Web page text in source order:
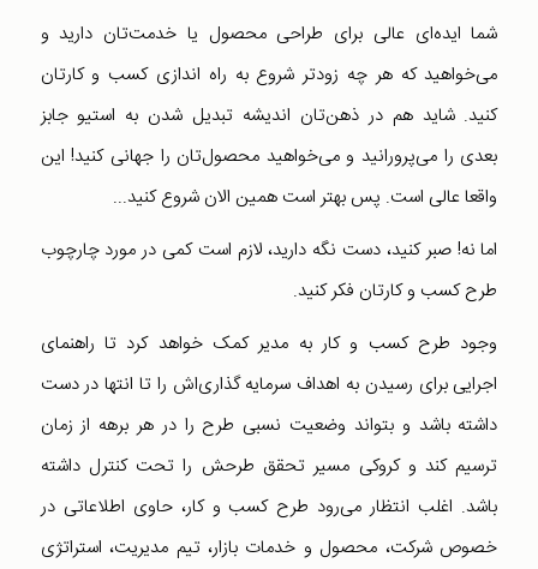
شما ایده‌ای عالی برای طراحی محصول یا خدمت‌تان دارید و
می‌خواهید که هر چه زودتر شروع به راه اندازی کسب و کارتان
کنید. شاید هم در ذهن‌تان اندیشه تبدیل شدن به استیو جابز
بعدی را می‌پرورانید و می‌خواهید محصول‌تان را جهانی کنید! این
واقعا عالی است. پس بهتر است همین الان شروع کنید...
اما نه! صبر کنید، دست نگه دارید، لازم است کمی در مورد چارچوب
طرح کسب و کارتان فکر کنید.
وجود طرح کسب و کار به مدیر کمک خواهد کرد تا راهنمای
اجرایی برای رسیدن به اهداف سرمایه گذاری‌اش را تا انتها در دست
داشته باشد و بتواند وضعیت نسبی طرح را در هر برهه از زمان
ترسیم کند و کروکی مسیر تحقق طرحش را تحت کنترل داشته
باشد. اغلب انتظار می‌رود طرح کسب و کار، حاوی اطلاعاتی در
خصوص شرکت، محصول و خدمات بازار، تیم مدیریت، استراتژی